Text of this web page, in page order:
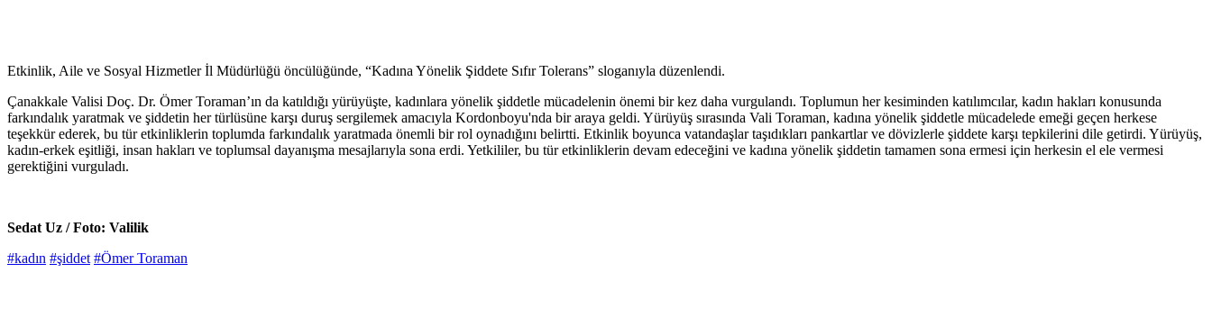
Etkinlik, Aile ve Sosyal Hizmetler İl Müdürlüğü öncülüğünde, “Kadına Yönelik Şiddete Sıfır Tolerans” sloganıyla düzenlendi.
Çanakkale Valisi Doç. Dr. Ömer Toraman’ın da katıldığı yürüyüşte, kadınlara yönelik şiddetle mücadelenin önemi bir kez daha vurgulandı. Toplumun her kesiminden katılımcılar, kadın hakları konusunda
farkındalık yaratmak ve şiddetin her türlüsüne karşı duruş sergilemek amacıyla Kordonboyu'nda bir araya geldi. Yürüyüş sırasında Vali Toraman, kadına yönelik şiddetle mücadelede emeği geçen herkese
teşekkür ederek, bu tür etkinliklerin toplumda farkındalık yaratmada önemli bir rol oynadığını belirtti. Etkinlik boyunca vatandaşlar taşıdıkları pankartlar ve dövizlerle şiddete karşı tepkilerini dile getirdi. Yürüyüş,
kadın-erkek eşitliği, insan hakları ve toplumsal dayanışma mesajlarıyla sona erdi. Yetkililer, bu tür etkinliklerin devam edeceğini ve kadına yönelik şiddetin tamamen sona ermesi için herkesin el ele vermesi
gerektiğini vurguladı.
Sedat Uz / Foto: Valilik
#kadın #şiddet #Ömer Toraman